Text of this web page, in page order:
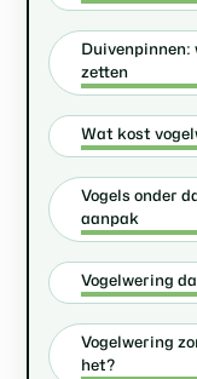
Duivenpinnen:
zetten
Wat kost
Vogels onder
aanpak
Vogelwering
Vogelwering
het?